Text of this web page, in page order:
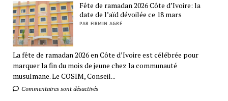
Fête de ramadan 2026 Côte d’Ivoire: la
date de l’aïd dévoilée ce 18 mars
PAR FIRMIN AGBÉ
La fête de ramadan 2026 en Côte d’Ivoire est célébrée pour
marquer la fin du mois de jeune chez la communauté
musulmane. Le COSIM, Conseil...
Commentaires sont désactivés